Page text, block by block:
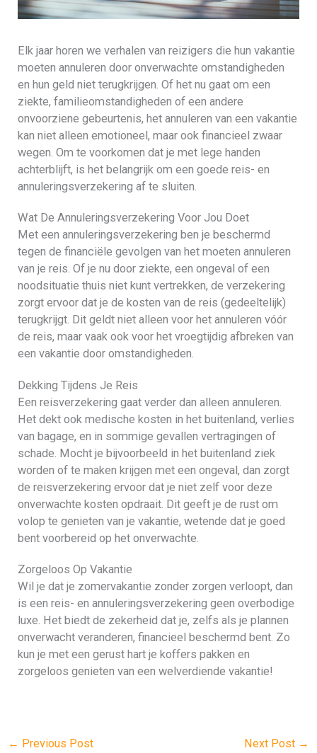
Elk jaar horen we verhalen van reizigers die hun vakantie
moeten annuleren door onverwachte omstandigheden
en hun geld niet terugkrijgen. Of het nu gaat om een
ziekte, familieomstandigheden of een andere
onvoorziene gebeurtenis, het annuleren van een vakantie
kan niet alleen emotioneel, maar ook financieel zwaar
wegen. Om te voorkomen dat je met lege handen
achterblijft, is het belangrijk om een goede reis- en
annuleringsverzekering af te sluiten.
Wat De Annuleringsverzekering Voor Jou Doet
Met een annuleringsverzekering ben je beschermd
tegen de financiële gevolgen van het moeten annuleren
van je reis. Of je nu door ziekte, een ongeval of een
noodsituatie thuis niet kunt vertrekken, de verzekering
zorgt ervoor dat je de kosten van de reis (gedeeltelijk)
terugkrijgt. Dit geldt niet alleen voor het annuleren vóór
de reis, maar vaak ook voor het vroegtijdig afbreken van
een vakantie door omstandigheden.
Dekking Tijdens Je Reis
Een reisverzekering gaat verder dan alleen annuleren.
Het dekt ook medische kosten in het buitenland, verlies
van bagage, en in sommige gevallen vertragingen of
schade. Mocht je bijvoorbeeld in het buitenland ziek
worden of te maken krijgen met een ongeval, dan zorgt
de reisverzekering ervoor dat je niet zelf voor deze
onverwachte kosten opdraait. Dit geeft je de rust om
volop te genieten van je vakantie, wetende dat je goed
bent voorbereid op het onverwachte.
Zorgeloos Op Vakantie
Wil je dat je zomervakantie zonder zorgen verloopt, dan
is een reis- en annuleringsverzekering geen overbodige
luxe. Het biedt de zekerheid dat je, zelfs als je plannen
onverwacht veranderen, financieel beschermd bent. Zo
kun je met een gerust hart je koffers pakken en
zorgeloos genieten van een welverdiende vakantie!
← Previous Post Next Post →